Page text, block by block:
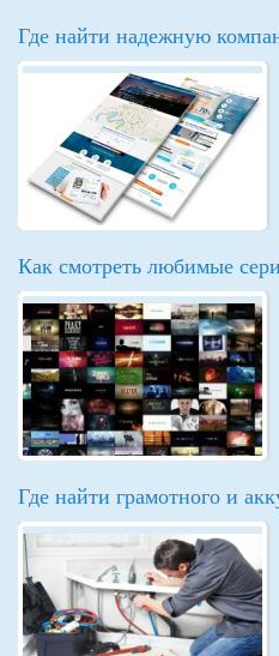
Где найти надежную
Как смотреть любимые
Где найти грамотного и